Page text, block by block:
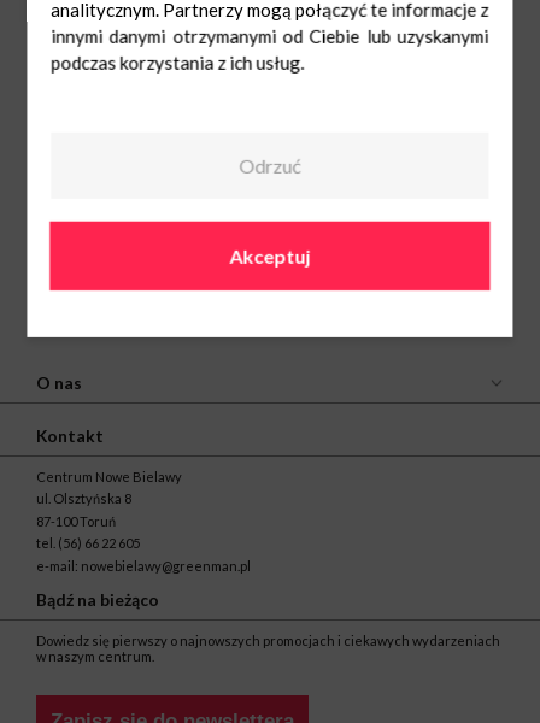
Wojas
Pn-Sob: 9:00-
Ndz: 10:00-20:00
667 600 157
O nas
Kontakt
Centrum Nowe Bielawy
ul. Olsztyńska 8
87-100 Toruń
tel. (56) 66 22 605
e-mail: nowebielawy@greenman.pl
Bądź na bieżąco
Dowiedz się pierwszy o najnowszych promocjach i ciekawych wydarzeniach
w naszym centrum.
analitycznym. Partnerzy mogą połączyć te informacje z
innymi danymi otrzymanymi od Ciebie lub uzyskanymi
podczas korzystania z ich usług.
Odrzuć
Akceptuj